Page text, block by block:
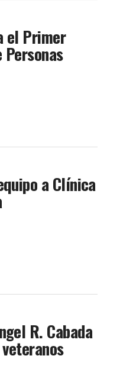
el Primer
a Clínica
R. Cabada